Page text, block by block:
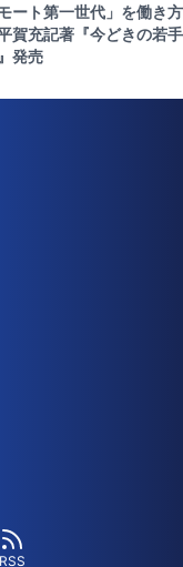
ート第一世代」を働き方
充記著『今どきの若手
発売
RSS